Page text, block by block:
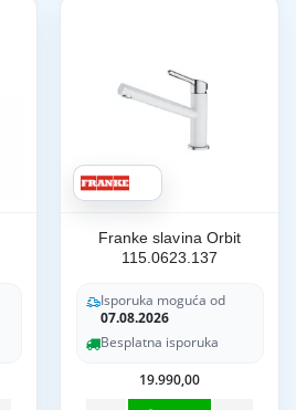
Franke slavina Orbit
115.0623.137
Isporuka moguća od
07.08.2026
Besplatna isporuka
19.990,00